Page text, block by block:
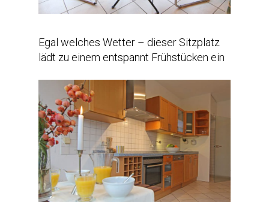
Egal welches Wetter – dieser Sitzplatz
lädt zu einem entspannt Frühstücken ein